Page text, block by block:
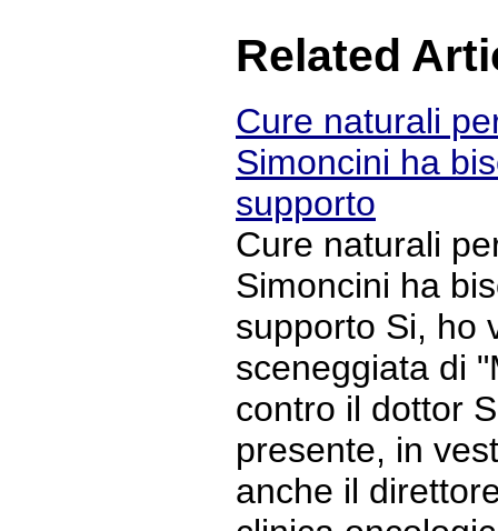
Related
Cure naturali
Simoncini ha
supporto
Cure naturali
Simoncini ha
supporto Si, ho
sceneggiata di
contro il dottor
presente, in
anche il